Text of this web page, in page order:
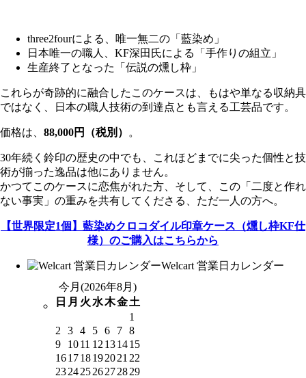
three2fourによる、唯一無二の「藍染め」
日本唯一の職人、KF深田氏による「手作りの組立」
生産終了となった「伝説の燻し枠」
これらが奇跡的に融合したこのケースは、もはや単なる収納具
ではなく、日本の職人技術の到達点とも言える工芸品です。
価格は、 88,000円（税別） 。
30年続く鈴印の歴史の中でも、これほどまでに尖った個性と技
術が揃った逸品は他にありません。
かつてこのケースに恋焦がれた方、そして、この「二度と作れ
ない事実」の重みを共有してくださる、ただ一人の方へ。
【世界限定1個】藍染めクロコダイル印章ケース（燻し枠KF仕
様）のご購入はこちらから
Welcart 営業日カレンダー
今月(2026年8月)
日 月 火 水木金土
1
2
3 4 5 6 7 8
9
1011 12 131415
161718192021 22
23242526272829